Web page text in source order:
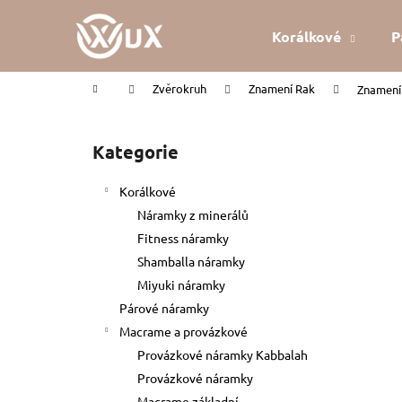
Korálkové
Domů Zvěrokruh Znamení Rak
Přeskočit
kategorie
Kategorie
Korálkové
Náramky z minerálů
Fitness náramky
Shamballa náramky
Miyuki náramky
Párové náramky
Macrame a provázkové
Provázkové náramky Kabbalah
Provázkové náramky
í
Zpět
do
Zpět
do
KABBALAH ČERVENÝ NÁRAMEK